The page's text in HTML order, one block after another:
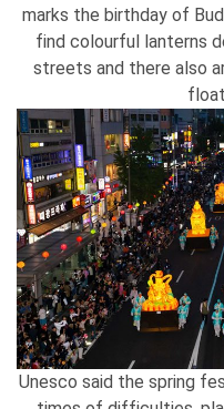
marks the birthday of
find colourful lanterns
streets and there also
Unesco said the spring